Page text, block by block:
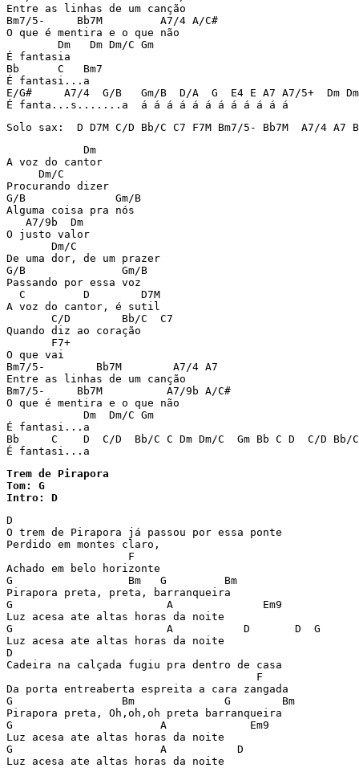
Entre as linhas de um canção
Bm7/5-     Bb7M         A7/4 A/C#
O que é mentira e o que não
        Dm   Dm Dm/C Gm
É fantasia
Bb      C   Bm7
É fantasi...a
E/G#     A7/4  G/B   Gm/B  D/A  G  E4 E A7 A7/5+  Dm
É fanta...s.......a  á á á á á á á á á á á á
Solo sax:  D D7M C/D Bb/C C7 F7M Bm7/5- Bb7M  A7/4 A7
            Dm
A voz do cantor
     Dm/C
Procurando dizer
G/B              Gm/B
Alguma coisa pra nós
   A7/9b  Dm
O justo valor
       Dm/C
De uma dor, de um prazer
G/B               Gm/B
Passando por essa voz
  C         D        D7M
A voz do cantor, é sutil
       C/D        Bb/C  C7
Quando diz ao coração
       F7+
O que vai
Bm7/5-        Bb7M        A7/4 A7
Entre as linhas de um canção
Bm7/5-     Bb7M          A7/9b A/C#
O que é mentira e o que não
            Dm  Dm/C Gm
É fantasi...a
Bb     C    D  C/D  Bb/C C Dm Dm/C  Gm Bb C D  C/D Bb/C
É fantasi...a
Trem de Pirapora
Tom: G
Intro: D
D
O trem de Pirapora já passou por essa ponte
Perdido em montes claro,
                   F
Achado em belo horizonte
G                  Bm   G         Bm
Pirapora preta, preta, barranqueira
G                        A              Em9
Luz acesa ate altas horas da noite
G                        A           D       D  G
Luz acesa ate altas horas da noite
D
Cadeira na calçada fugiu pra dentro de casa
                                       F
Da porta entreaberta espreita a cara zangada
G                 Bm              G        Bm
Pirapora preta, Oh,oh,oh preta barranqueira
G                       A             Em9
Luz acesa ate altas horas da noite
G                       A           D
Luz acesa ate altas horas da noite